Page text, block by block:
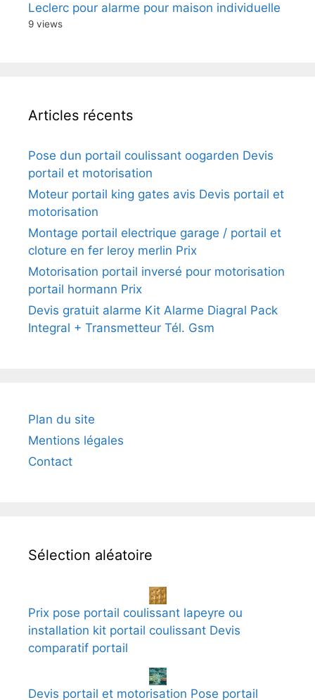
Leclerc pour alarme pour maison individuelle
9 views
Articles récents
Pose dun portail coulissant oogarden Devis
portail et motorisation
Moteur portail king gates avis Devis portail et
motorisation
Montage portail electrique garage / portail et
cloture en fer leroy merlin Prix
Motorisation portail inversé pour motorisation
portail hormann Prix
Devis gratuit alarme Kit Alarme Diagral Pack
Integral + Transmetteur Tél. Gsm
Plan du site
Mentions légales
Contact
Sélection aléatoire
Prix pose portail coulissant lapeyre ou
installation kit portail coulissant Devis
comparatif portail
Devis portail et motorisation Pose portail